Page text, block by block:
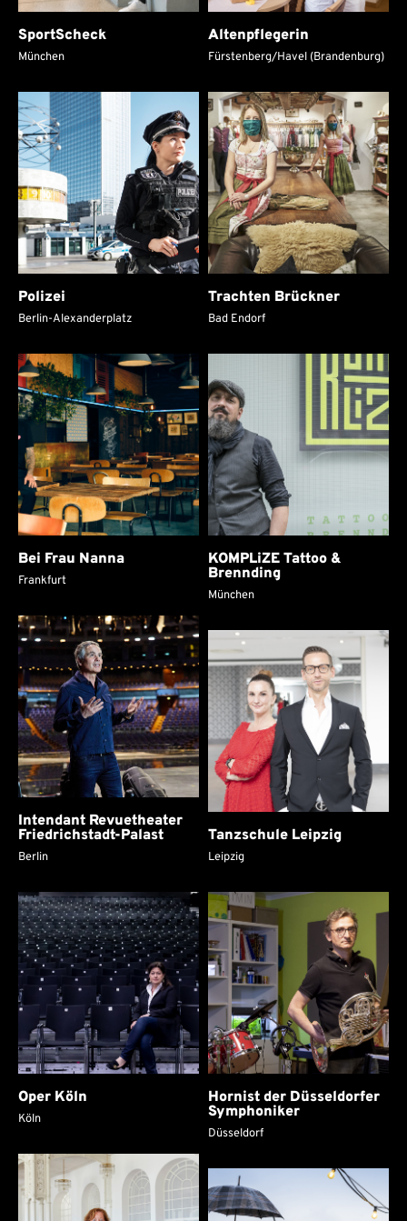
SportScheck
München
Polizei
Berlin-Alexanderplatz
Bei Frau Nanna
Frankfurt
Intendant Revuetheater
Friedrichstadt-Palast
Berlin
Oper Köln
Köln
Altenpflegerin
Fürstenberg/Havel (Brandenburg)
Trachten Brückner
Bad Endorf
KOMPLiZE Tattoo &
Brennding
München
Tanzschule Leipzig
Leipzig
Hornist der Düsseldorfer
Symphoniker
Düsseldorf